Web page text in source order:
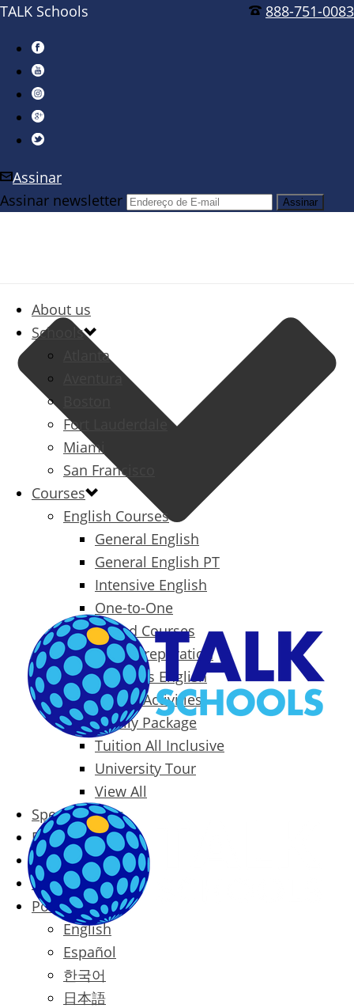
888-751-0083
TALK Schools
Assinar
Assinar newsletter
About us
Schools
Atlanta
Aventura
Fort Lauderdale
Miami
San Francisco
Courses
English Courses
General English
General English PT
Intensive English
One-to-One
Specialized Courses
Exam Preparation
Business English
Packages & Activities
Family Package
Tuition All Inclusive
University Tour
View All
Special Offers
Prices
Blog
Contact
Português
English
Español
한국어
日本語